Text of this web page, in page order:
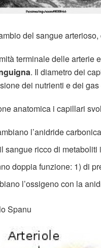
del sangue
terminale delle arterie
. Il diametro dei
dei nutrienti e dei
anatomica i capillari
l’anidride
sangue ricco di metaboliti
doppia funzione: 1) di
l’ossigeno con la
Spanu